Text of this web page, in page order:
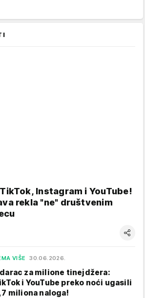
Instagram i YouTube!
rekla "ne" društvenim
VIŠE 30.06.2026.
za milione tinejdžera:
i YouTube preko noći ugasili
miliona naloga!